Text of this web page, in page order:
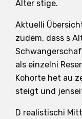
Alter stige.
Aktuelli
zudem, dass s
als einzelni
Kohorte het au
steigt und
D realistischi